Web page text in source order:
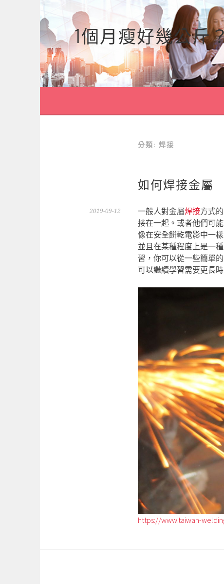
至
要
內
容
1個月瘦好幾公斤
分類: 焊接
如何焊接金屬
2019-09-12 一般人對金屬焊接方式
接在一起。或者他們可
像在安全餅乾電影中一
並且在某種程度上是一
習，你可以從一些簡單
可以繼續學習需要更長
https://www.taiwan-